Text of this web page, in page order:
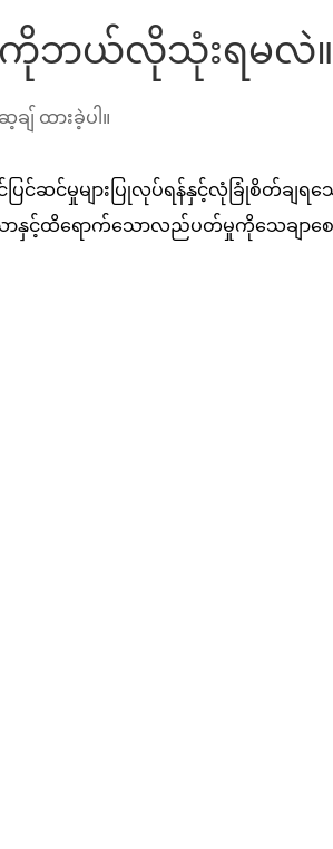
က်ကိုဘယ်လိုသုံးရမလဲ။
ျ် ထားခဲ့ပါ။
ဆင်မှုများပြုလုပ်ရန်နှင့်လုံခြုံစိတ်ချရသ
ထိရောက်သောလည်ပတ်မှုကိုသေချာစေပြီး